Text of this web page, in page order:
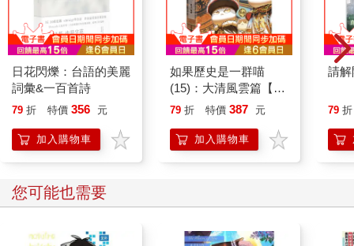
日花閃爍：台語的美麗
詞彙&一百首詩
79 折 特價 356 元
加入購物車
如果歷史是一群喵
(15)：大清風雲篇【萌
貓漫畫學歷史】
79 折 特價 387 元
加入購物車
請解
79 折
您可能也需要